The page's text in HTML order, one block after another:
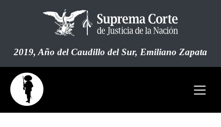
al
contenido
2019, Año del Caudillo del Sur, Emiliano Zapata